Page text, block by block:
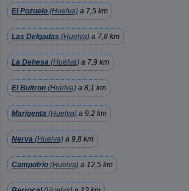
El Pozuelo (Huelva) a 7,5 km
Las Delgadas (Huelva) a 7,8 km
La Dehesa (Huelva) a 7,9 km
El Buitron (Huelva) a 8,1 km
Marigenta (Huelva) a 9,2 km
Nerva (Huelva) a 9,8 km
Campofrio (Huelva) a 12,5 km